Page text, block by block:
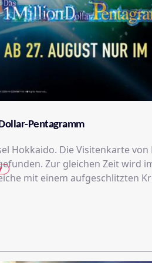
Pentagramm
Hokkaido. Die Visitenkarte von
Zur gleichen Zeit wird
mit einem aufgeschlitzten